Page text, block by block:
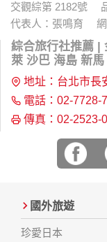
交觀綜第 2182號
代表人：張鳴育 網
綜合旅行社推薦 |
萊 沙巴 海島 新
地址：台北市長
電話：02-7728-
傳真：02-2523-
國外旅遊
珍愛日本